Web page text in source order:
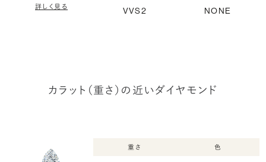
詳しく見る VVS2 NONE
カラット（重さ）の近いダイヤモンド
重さ 色